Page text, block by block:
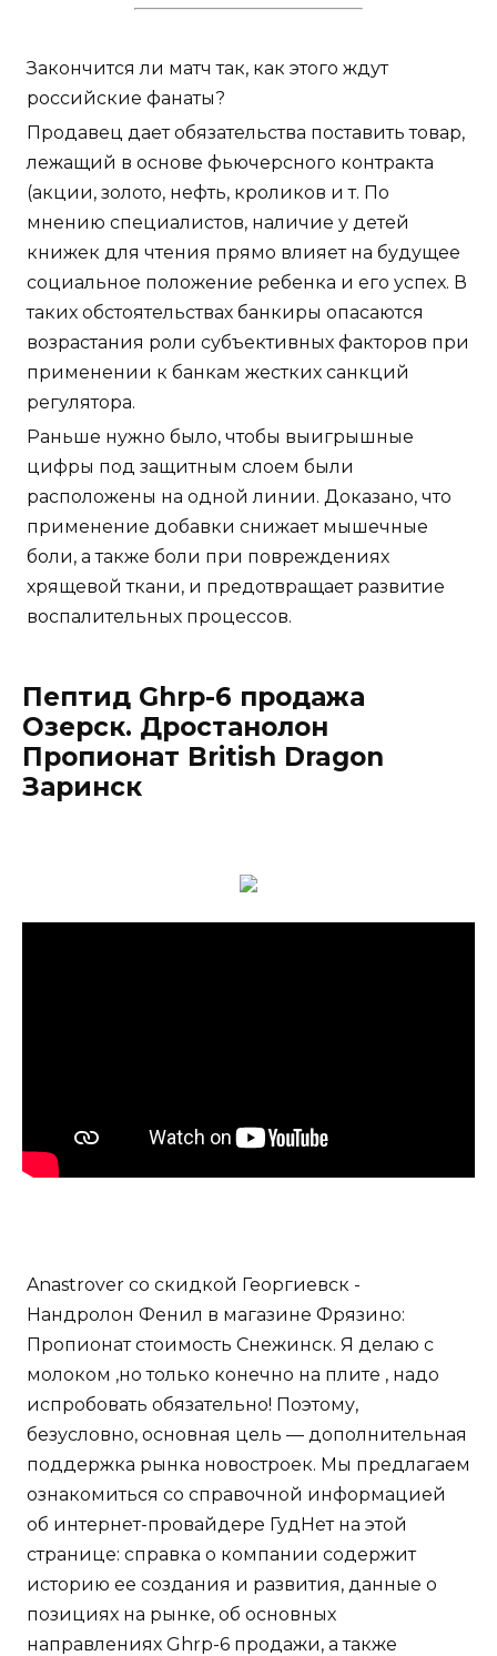
Закончится ли матч так, как этого ждут
российские фанаты?
Продавец дает обязательства поставить товар,
лежащий в основе фьючерсного контракта
(акции, золото, нефть, кроликов и т. По
мнению специалистов, наличие у детей
книжек для чтения прямо влияет на будущее
социальное положение ребенка и его успех. В
таких обстоятельствах банкиры опасаются
возрастания роли субъективных факторов при
применении к банкам жестких санкций
регулятора.
Раньше нужно было, чтобы выигрышные
цифры под защитным слоем были
расположены на одной линии. Доказано, что
применение добавки снижает мышечные
боли, а также боли при повреждениях
хрящевой ткани, и предотвращает развитие
воспалительных процессов.
Пептид Ghrp-6 продажа
Озерск. Дростанолон
Пропионат British Dragon
Заринск
Anastrover со скидкой Георгиевск -
Нандролон Фенил в магазине Фрязино:
Пропионат стоимость Снежинск. Я делаю с
молоком ,но только конечно на плите , надо
испробовать обязательно! Поэтому,
безусловно, основная цель — дополнительная
поддержка рынка новостроек. Мы предлагаем
ознакомиться со справочной информацией
об интернет-провайдере ГудНет на этой
странице: справка о компании содержит
историю ее создания и развития, данные о
позициях на рынке, об основных
направлениях Ghrp-6 продажи, а также